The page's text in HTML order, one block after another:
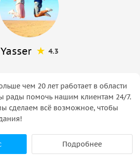
Yasser 4.3
чем 20 лет работает в области
рады помочь нашим клиентам 24/7.
сделаем всё возможное, чтобы
Подробнее